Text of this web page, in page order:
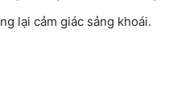
lại cảm giác sảng khoái.